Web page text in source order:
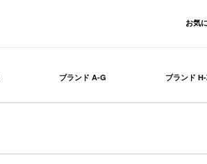
お気
ブランド A-G ブランド